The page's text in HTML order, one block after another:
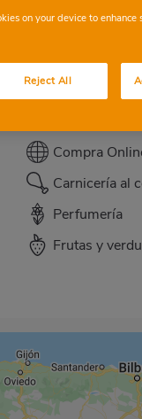
Compra
Carnicería al
Perfumería
Frutas y
on your device to enhance
Reject All